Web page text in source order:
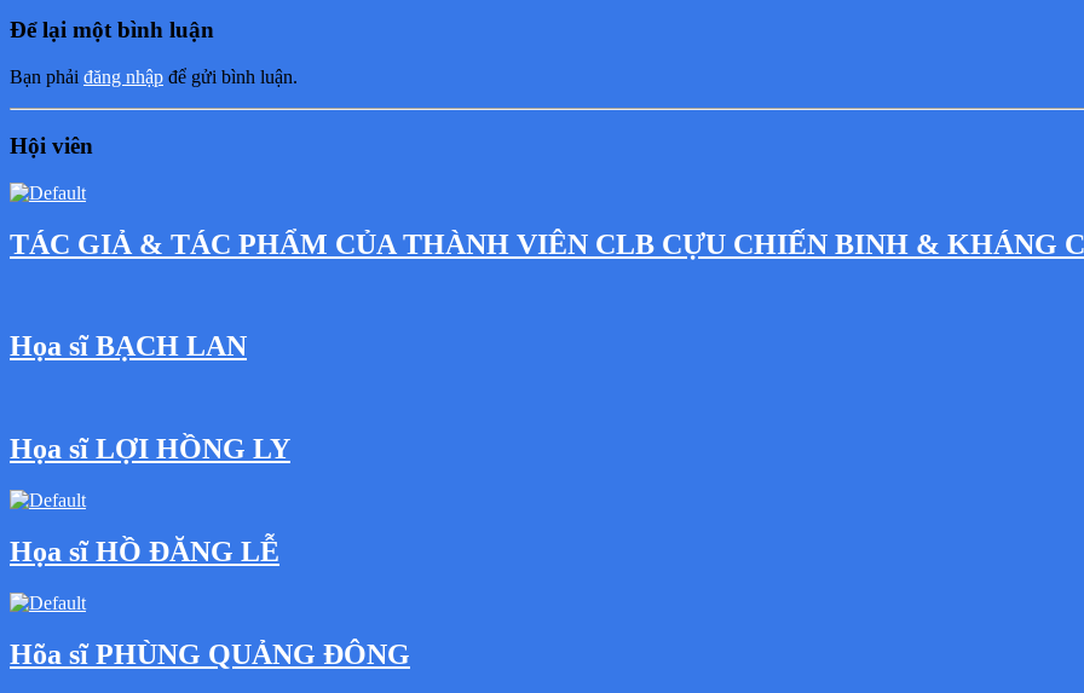
Để lại một bình luận
Bạn phải đăng nhập để gửi bình luận.
Hội viên
TÁC GIẢ & TÁC PHẨM CỦA THÀNH VIÊN CLB CỰU CHIẾN BINH & KHÁNG
Họa sĩ BẠCH LAN
Họa sĩ LỢI HỒNG LY
Họa sĩ HỒ ĐĂNG LỄ
Hõa sĩ PHÙNG QUẢNG ĐÔNG